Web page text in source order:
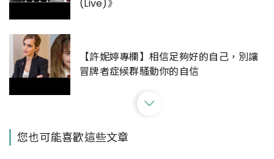
(Live)》
【許妮婷專欄】相信足夠好的自己，別讓
冒牌者症候群騷動你的自信
【閱讀夏LaLa-夏宇童專欄】選一本書來
擁抱自己吧！
您也可能喜歡這些文章